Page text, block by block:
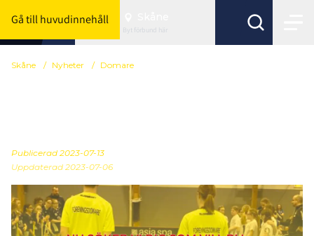
Gå till huvudinnehåll
Byt förbund här
Skåne / Nyheter / Domare
Publicerad 2023-07-13
Uppdaterad 2023-07-06